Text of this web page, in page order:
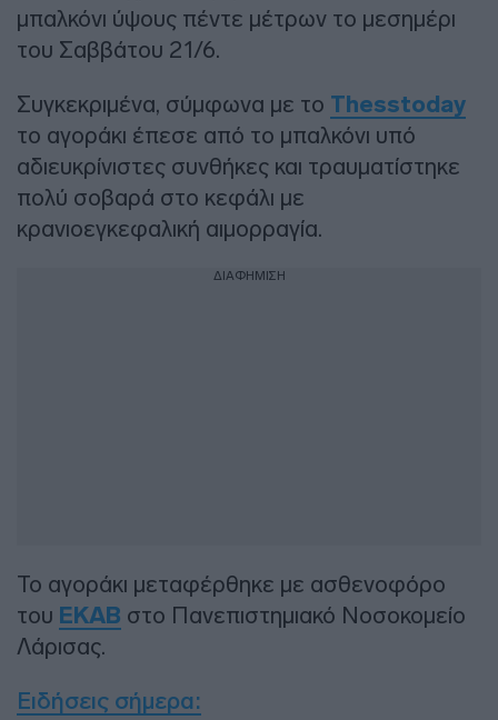
μπαλκόνι ύψους πέντε μέτρων το μεσημέρι
του Σαββάτου 21/6.
Συγκεκριμένα, σύμφωνα με το Thesstoday
το αγοράκι έπεσε από το μπαλκόνι υπό
αδιευκρίνιστες συνθήκες και τραυματίστηκε
πολύ σοβαρά στο κεφάλι με
κρανιοεγκεφαλική αιμορραγία.
ΔΙΑΦΗΜΙΣΗ
Το αγοράκι μεταφέρθηκε με ασθενοφόρο
του ΕΚΑΒ στο Πανεπιστημιακό Νοσοκομείο
Λάρισας.
Ειδήσεις σήμερα: